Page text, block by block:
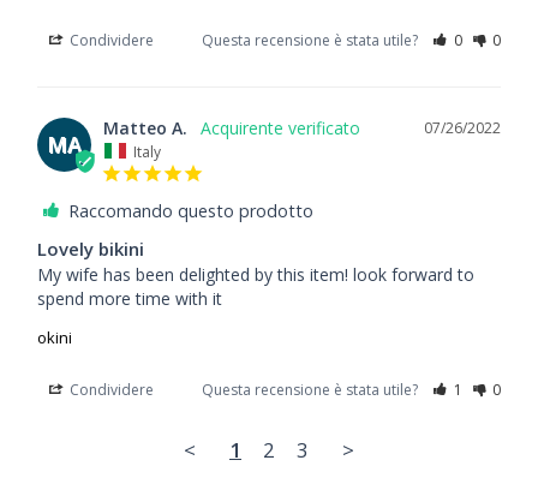
Condividere Questa recensione è stata utile? 0 0
MA
07/26/2022
Matteo A.
Italy
Raccomando questo prodotto
Lovely bikini
My wife has been delighted by this item! look forward to
spend more time with it
okini
Condividere Questa recensione è stata utile? 1 0
< 1 2 3 >